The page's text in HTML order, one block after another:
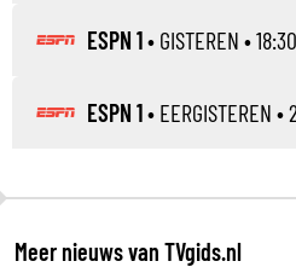
ESPN 1• GISTEREN •
ESPN 1• EERGISTEREN •
Meer nieuws van TVgids.nl